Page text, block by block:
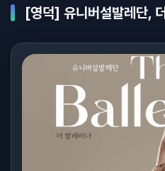
[영덕] 유니버설발레단,